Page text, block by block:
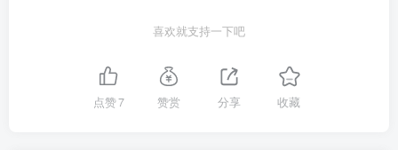
喜欢就支持一下吧
点赞7 赞赏 分享 收藏